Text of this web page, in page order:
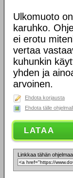
Ulkomuoto
karuhko.
ei erotu
vertaa
kuhunkin
yhden ja
arvoinen.
Ehdota korjausta
Ehdota tälle
LATAA
Linkkaa tähän